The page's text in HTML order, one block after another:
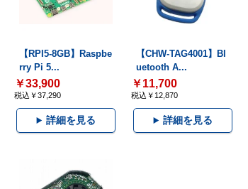
【RPI5-8GB】Raspbe
rry Pi 5...
￥33,900
税込￥37,290
詳細を見る
【CHW-TAG4001】Bl
uetooth A...
￥11,700
税込￥12,870
詳細を見る